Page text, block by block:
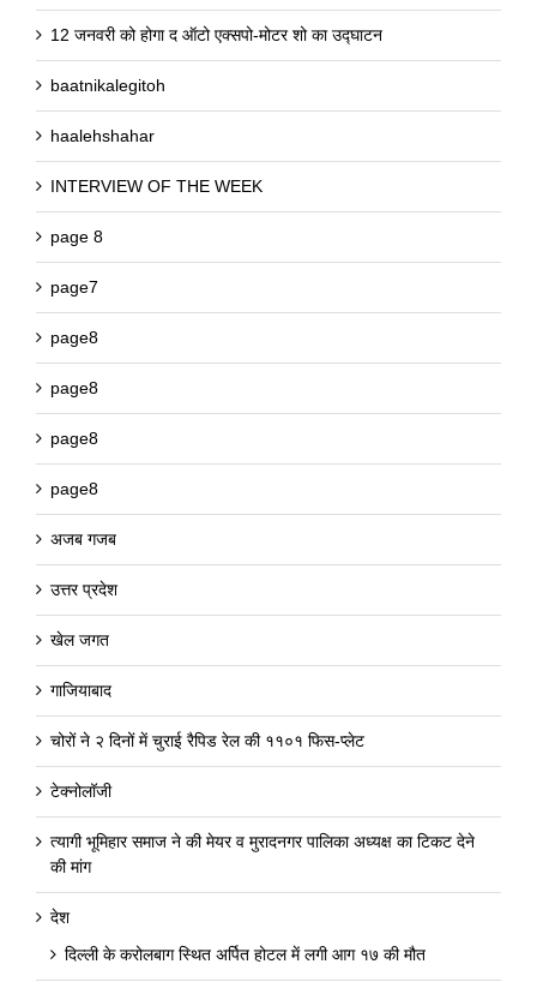
12 जनवरी को होगा द ऑटो एक्सपो-मोटर शो का उद्घाटन
baatnikalegitoh
haalehshahar
INTERVIEW OF THE WEEK
page 8
page7
page8
page8
page8
page8
अजब गजब
उत्तर प्रदेश
खेल जगत
गाजियाबाद
चोरों ने २ दिनों में चुराई रैपिड रेल की ११०१ फिस-प्लेट
टेक्नोलॉजी
त्यागी भूमिहार समाज ने की मेयर व मुरादनगर पालिका अध्यक्ष का टिकट देने
की मांग
देश
दिल्ली के करोलबाग स्थित अर्पित होटल में लगी आग १७ की मौत